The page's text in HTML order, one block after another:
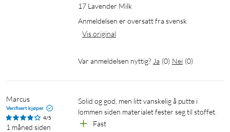
17 Lavender Milk
Anmeldelsen er oversatt fra svensk
Vis original
Var anmeldelsen nyttig? Ja (0) Nei (0)
Marcus
Verifisert kjøper
4/5
1 måned siden
Solid og god, men litt vanskelig å putte i
lommen siden materialet fester seg til stoffet.
Fast